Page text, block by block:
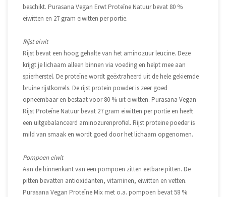
beschikt. Purasana Vegan Erwt Proteïne Natuur bevat 80 %
eiwitten en 27 gram eiwitten per portie.
Rijst eiwit
Rijst bevat een hoog gehalte van het aminozuur leucine. Deze
krijgt je lichaam alleen binnen via voeding en helpt mee aan
spierherstel. De proteïne wordt geëxtraheerd uit de hele gekiemde
bruine rijstkorrels. De rijst protein powder is zeer goed
opneembaar en bestaat voor 80 % uit eiwitten. Purasana Vegan
Rijst Proteïne Natuur bevat 27 gram eiwitten per portie en heeft
een uitgebalanceerd aminozurenprofiel. Rijst proteine poeder is
mild van smaak en wordt goed door het lichaam opgenomen.
Pompoen eiwit
Aan de binnenkant van een pompoen zitten eetbare pitten. De
pitten bevatten antioxidanten, vitaminen, eiwitten en vetten.
Purasana Vegan Proteïne Mix met o.a. pompoen bevat 58 %